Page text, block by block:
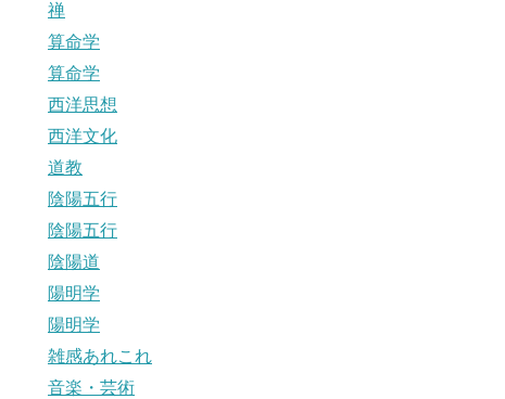
禅
算命学
算命学
西洋思想
西洋文化
道教
陰陽五行
陰陽五行
陰陽道
陽明学
陽明学
雑感あれこれ
音楽・芸術